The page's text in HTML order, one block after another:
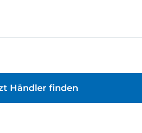
Händler finden